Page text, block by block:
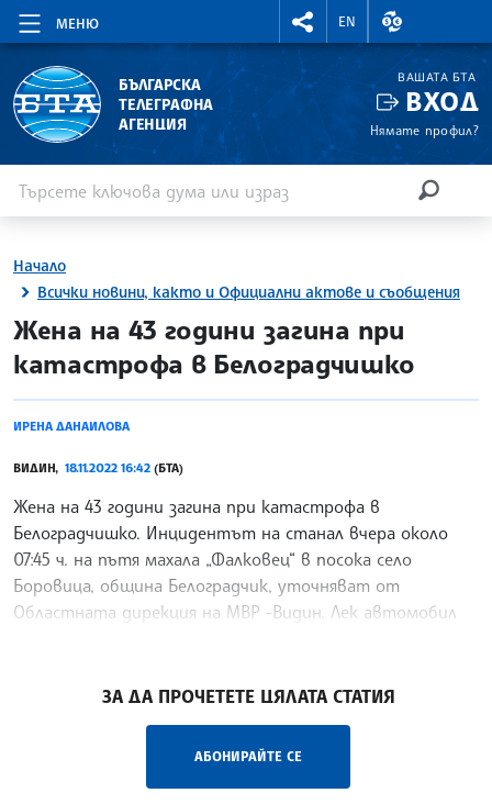
МЕНЮ
RIGHTMENU.SOCIAL
EN
ВАЛУТНИ
БЪЛГАРСКА
ТЕЛЕГРАФНА
АГЕНЦИЯ
ВАШАТА БТА
ВХОД
Нямате профил?
Начало
Всички новини, както и Официални актове и съобщения
site.bta
Жена на 43 години загина при
катастрофа в Белоградчишко
ИРЕНА ДАНАИЛОВА
ВИДИН, 18.11.2022 16:42 (БТА)
Жена на 43 години загина при катастрофа в
Белоградчишко. Инцидентът на станал вчера около
07:45 ч. на пътя махала „Фалковец“ в посока село
Боровица, община Белоградчик, уточняват от
Областната дирекция на МВР -Видин. Лек автомобил
ЗА ДА ПРОЧЕТЕТЕ ЦЯЛАТА СТАТИЯ
АБОНИРАЙТЕ СЕ